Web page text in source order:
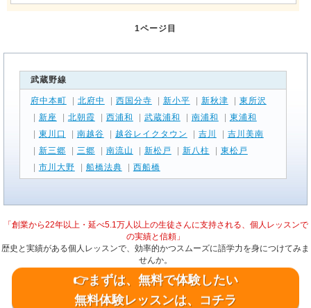
1ページ目
武蔵野線
府中本町 北府中 西国分寺 新小平 新秋津
東所沢
新座 北朝霞 西浦和 武蔵浦和 南浦和
東浦和
東川口 南越谷 越谷レイクタウン 吉川
吉川美南
新三郷 三郷 南流山 新松戸 新八柱
東松戸
市川大野 船橋法典 西船橋
「創業から22年以上・延べ5.1万人以上の生徒さんに支持される、個人レッスンで
の実績と信頼」
歴史と実績がある個人レッスンで、効率的かつスムーズに語学力を身につけてみま
せんか。
👉まずは、無料で体験したい
無料体験レッスンは、コチラ